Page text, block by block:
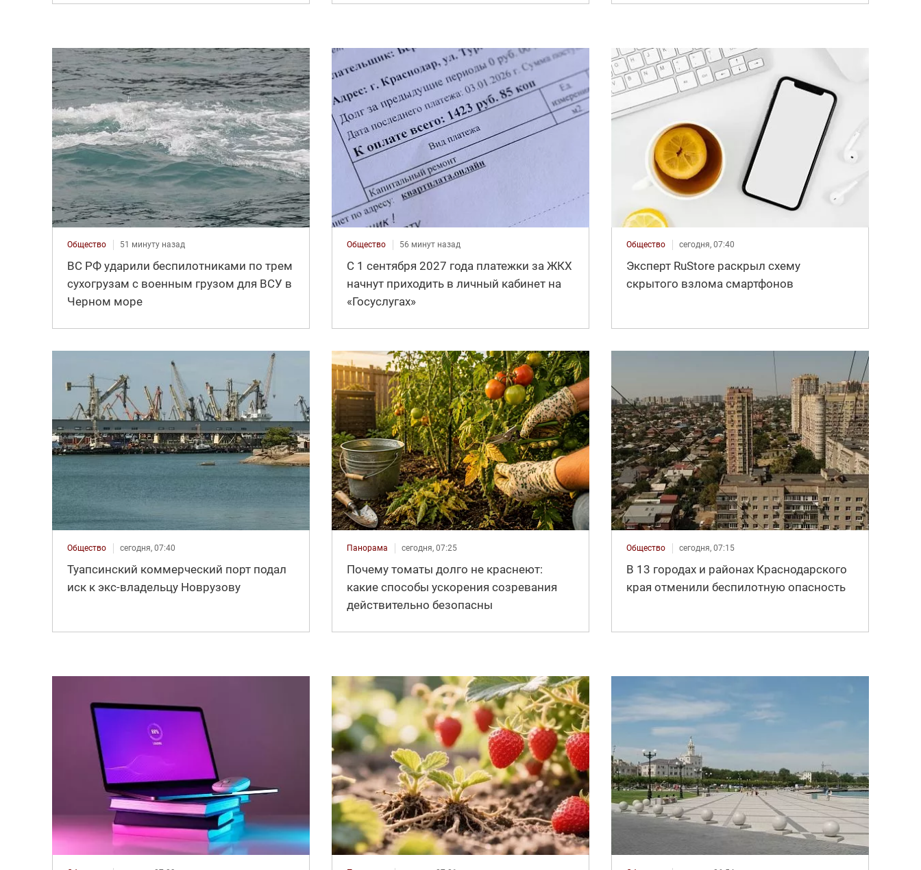
Общество 51 минуту назад
ВС РФ ударили беспилотниками по трем
сухогрузам с военным грузом для ВСУ в
Черном море
Общество 56 минут назад
С 1 сентября 2027 года платежки за ЖКХ
начнут приходить в личный кабинет на
«Госуслугах»
Общество сегодня, 07:40
Эксперт RuStore раскрыл схему
скрытого взлома смартфонов
Общество сегодня, 07:40
Туапсинский коммерческий порт подал
иск к экс-владельцу Новрузову
Панорама сегодня, 07:25
Почему томаты долго не краснеют:
какие способы ускорения созревания
действительно безопасны
Общество сегодня, 07:15
В 13 городах и районах Краснодарского
края отменили беспилотную опасность